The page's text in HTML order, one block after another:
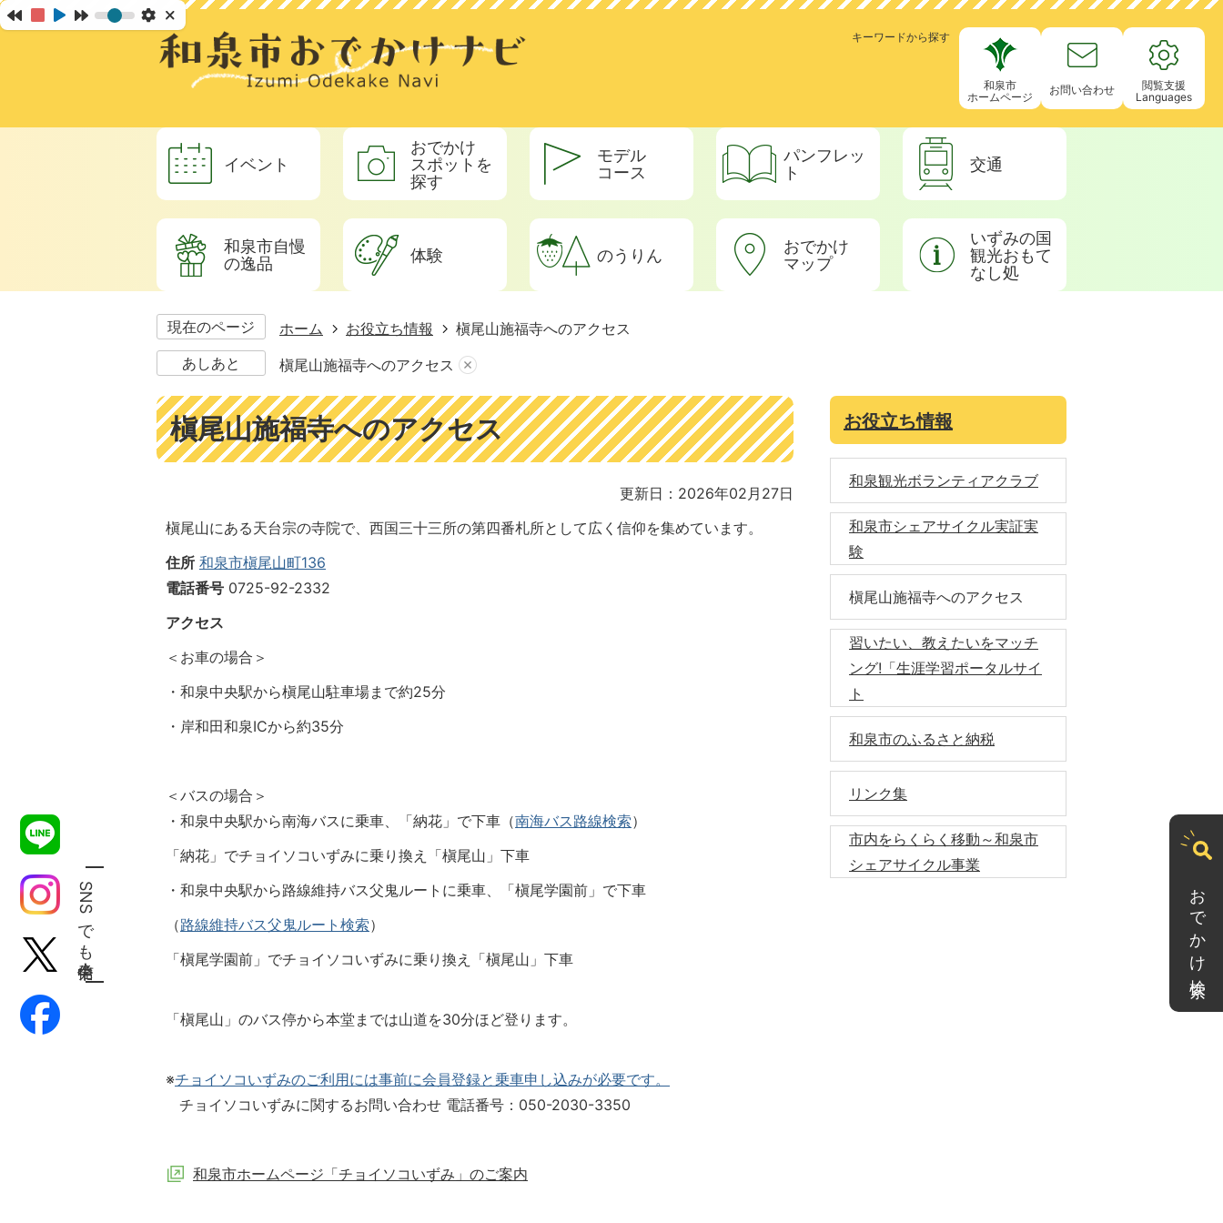
キーワードから探す
和泉市
ホームページ
お問い合わせ
閲覧支援
Languages
SNSでも発信中！ おでかけ検索
イベント
おでかけ
スポットを
探す
モデル
コース
パンフレッ
ト
交通
和泉市自慢
の逸品
体験 のうりん
おでかけ
マップ
いずみの国
観光おもて
なし処
現在のページ ホーム お役立ち情報
槇尾山施福寺へのアクセス
あしあと
槇尾山施福寺へのアクセス
槇尾山施福寺へのアクセス
更新日：2026年02月27日
槇尾山にある天台宗の寺院で、西国三十三所の第四番札所として広く信仰を集めています。
住所 和泉市槇尾山町136
電話番号 0725-92-2332
アクセス
＜お車の場合＞
・和泉中央駅から槇尾山駐車場まで約25分
・岸和田和泉ICから約35分
＜バスの場合＞
・和泉中央駅から南海バスに乗車、「納花」で下車（南海バス路線検索）
「納花」でチョイソコいずみに乗り換え「槇尾山」下車
・和泉中央駅から路線維持バス父鬼ルートに乗車、「槇尾学園前」で下車
（路線維持バス父鬼ルート検索）
「槇尾学園前」でチョイソコいずみに乗り換え「槇尾山」下車
「槇尾山」のバス停から本堂までは山道を30分ほど登ります。
※チョイソコいずみのご利用には事前に会員登録と乗車申し込みが必要です。
チョイソコいずみに関するお問い合わせ 電話番号：050-2030-3350
和泉市ホームページ「チョイソコいずみ」のご案内
お役立ち情報
和泉観光ボランティアクラブ
和泉市シェアサイクル実証実
験
槇尾山施福寺へのアクセス
習いたい、教えたいをマッチ
ング!「生涯学習ポータルサイ
ト
和泉市のふるさと納税
リンク集
市内をらくらく移動～和泉市
シェアサイクル事業